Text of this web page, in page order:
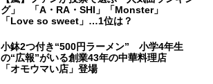
グ」 「A・RA・SHI」「Monster」
「Love so sweet」…1位は？
小鉢2つ付き“500円ラーメン” 小学4年生
の“広報”がいる創業43年の中華料理店
「オモウマい店」登場